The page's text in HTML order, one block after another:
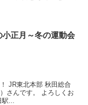
小正月～冬の運動会
JR東北本部 秋田総合
さんです。 よろしくお
...